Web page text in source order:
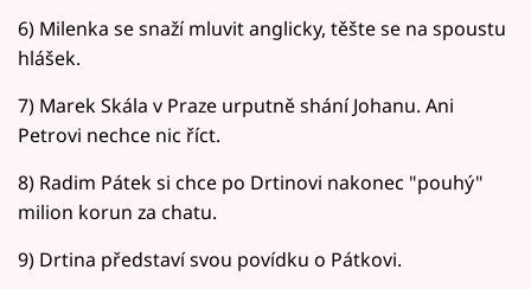
6) Milenka se snaží mluvit anglicky, těšte se na spoustu
hlášek.
7) Marek Skála v Praze urputně shání Johanu. Ani
Petrovi nechce nic říct.
8) Radim Pátek si chce po Drtinovi nakonec "pouhý"
milion korun za chatu.
9) Drtina představí svou povídku o Pátkovi.